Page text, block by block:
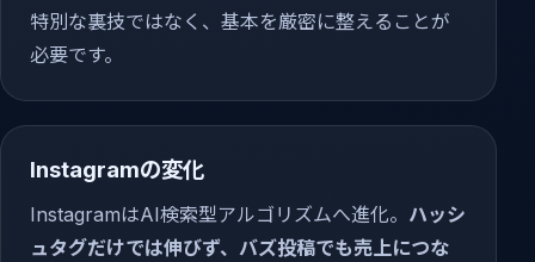
特別な裏技ではなく、基本を厳密に整えることが
必要です。
Instagramの変化
InstagramはAI検索型アルゴリズムへ進化。 ハッシ
ュタグだけでは伸びず、バズ投稿でも売上につな